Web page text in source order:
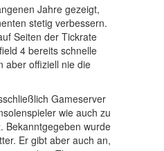
Jahre gezeigt,
stetig verbessern.
Seiten der Tickrate
4 bereits schnelle
aber offiziell nie die
Gameserver
wie auch zu
Bekanntgegeben wurde
Er gibt aber auch an,